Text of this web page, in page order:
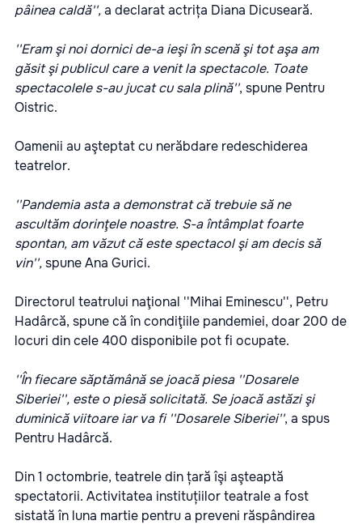
pâinea caldă'',a declarat actrița Diana Dicuseară.
''Eram şi noi dornici de-a ieşi în scenă şi tot aşa am
găsit şi publicul care a venit la spectacole. Toate
spectacolele s-au jucat cu sala plină'', spune Pentru
Oistric.
Oamenii au aşteptat cu nerăbdare redeschiderea
teatrelor.
''Pandemia asta a demonstrat că trebuie să ne
ascultăm dorinţele noastre. S-a întâmplat foarte
spontan, am văzut că este spectacol şi am decis să
vin'',spune Ana Gurici.
Directorul teatrului naţional ''Mihai Eminescu'', Petru
Hadârcă, spune că în condiţiile pandemiei, doar 200 de
locuri din cele 400 disponibile pot fi ocupate.
''În fiecare săptămână se joacă piesa ''Dosarele
Siberiei'', este o piesă solicitată. Se joacă astăzi şi
duminică viitoare iar va fi ''Dosarele Siberiei'', a spus
Pentru Hadârcă.
Din 1 octombrie, teatrele din țară îşi aşteaptă
spectatorii. Activitatea instituțiilor teatrale a fost
sistată în luna martie pentru a preveni răspândirea